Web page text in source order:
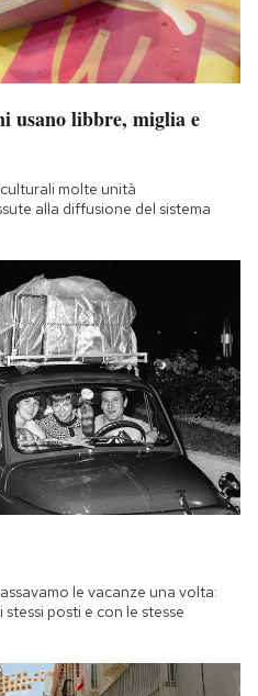
usano libbre, miglia e
molte unità
alla diffusione del sistema
le vacanze una volta:
posti e con le stesse